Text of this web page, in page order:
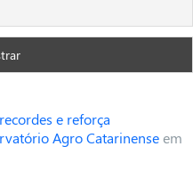
e reforça
Agro Catarinenseem